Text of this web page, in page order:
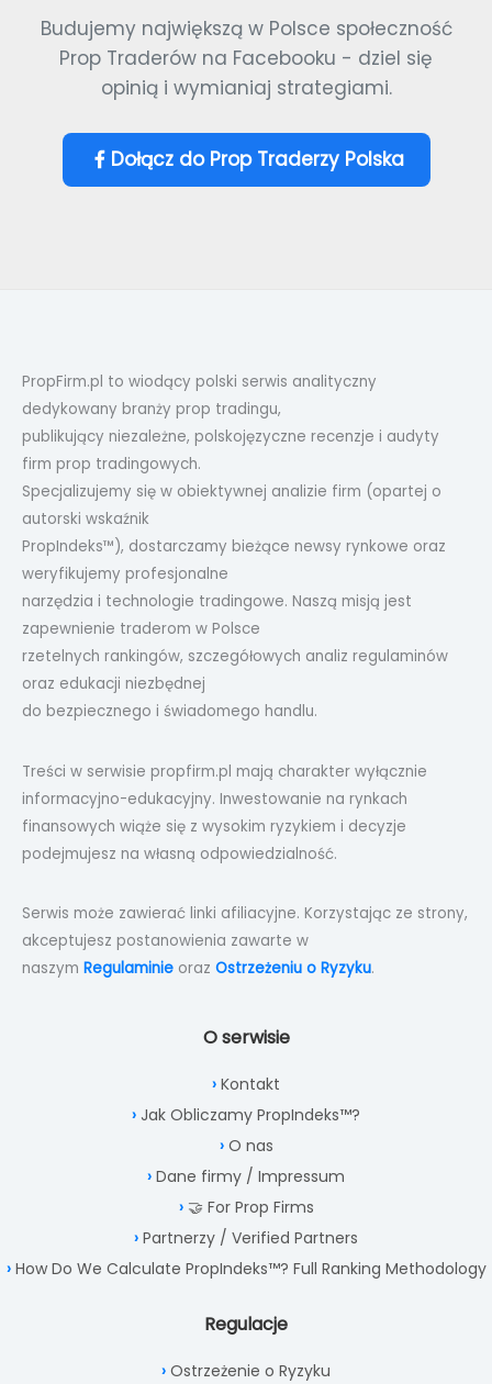
Budujemy największą w Polsce społeczność
Prop Traderów na Facebooku - dziel się
opinią i wymianiaj strategiami.
Dołącz do Prop Traderzy Polska
PropFirm.pl to wiodący polski serwis analityczny
dedykowany branży prop tradingu,
publikujący niezależne, polskojęzyczne recenzje i audyty
firm prop tradingowych.
Specjalizujemy się w obiektywnej analizie firm (opartej o
autorski wskaźnik
PropIndeks™), dostarczamy bieżące newsy rynkowe oraz
weryfikujemy profesjonalne
narzędzia i technologie tradingowe. Naszą misją jest
zapewnienie traderom w Polsce
rzetelnych rankingów, szczegółowych analiz regulaminów
oraz edukacji niezbędnej
do bezpiecznego i świadomego handlu.
Treści w serwisie propfirm.pl mają charakter wyłącznie
informacyjno-edukacyjny. Inwestowanie na rynkach
finansowych wiąże się z wysokim ryzykiem i decyzje
podejmujesz na własną odpowiedzialność.
Serwis może zawierać linki afiliacyjne. Korzystając ze strony,
akceptujesz postanowienia zawarte w
naszym Regulaminie oraz Ostrzeżeniu o Ryzyku.
O serwisie
Kontakt
Jak Obliczamy PropIndeks™?
O nas
Dane firmy / Impressum
🤝 For Prop Firms
Partnerzy / Verified Partners
How Do We Calculate PropIndeks™? Full Ranking Methodology
Regulacje
Ostrzeżenie o Ryzyku